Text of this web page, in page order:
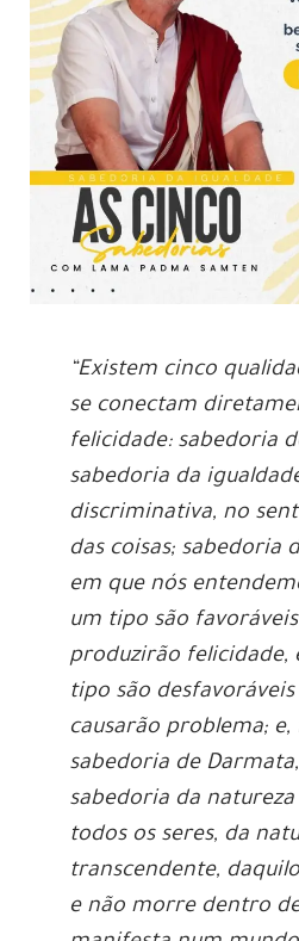
“Existem cinco
se conectam
felicidade: sabedoria
sabedoria da
discriminativa, no
das coisas; sabedoria
em que nós
um tipo são
produzirão felicidade,
tipo são
causarão problema;
sabedoria de
sabedoria da
todos os seres, da
transcendente,
e não morre dentro